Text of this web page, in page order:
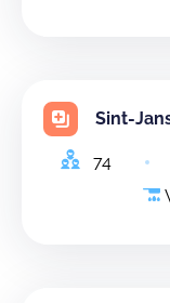
Sint-
74